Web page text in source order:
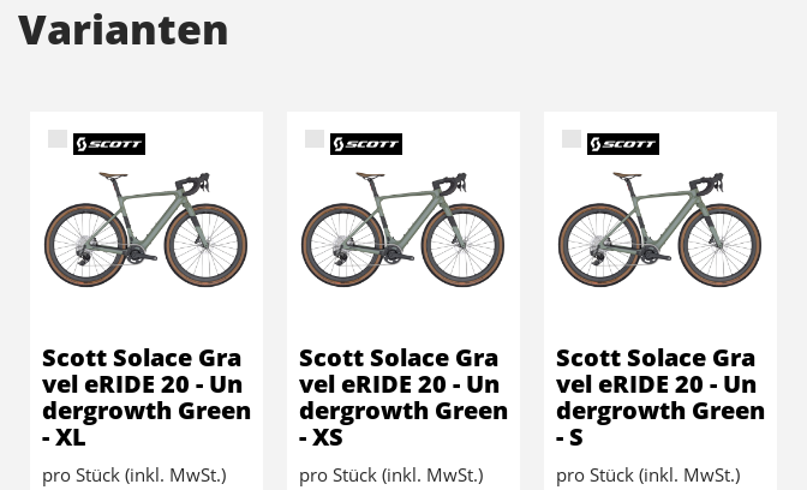
Varianten
Scott Solace Gra
vel eRIDE 20 - Un
dergrowth Green
- XL
pro Stück (inkl. MwSt.)
Scott Solace Gra
vel eRIDE 20 - Un
dergrowth Green
- XS
pro Stück (inkl. MwSt.)
Scott Solace Gra
vel eRIDE 20 - Un
dergrowth Green
- S
pro Stück (inkl. MwSt.)